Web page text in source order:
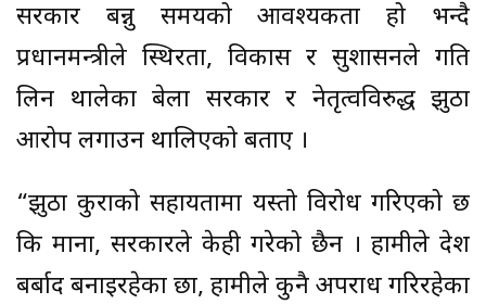
सरकार बन्नु समयको आवश्यकता हो भन्दै
प्रधानमन्त्रीले स्थिरता, विकास र सुशासनले गति
लिन थालेका बेला सरकार र नेतृत्वविरुद्ध झुठा
आरोप लगाउन थालिएको बताए ।
“झुठा कुराको सहायतामा यस्तो विरोध गरिएको छ
कि मानौँ, सरकारले केही गरेको छैन । हामीले देश
बर्बाद बनाइरहेका छौँ, हामीले कुनै अपराध गरिरहेका